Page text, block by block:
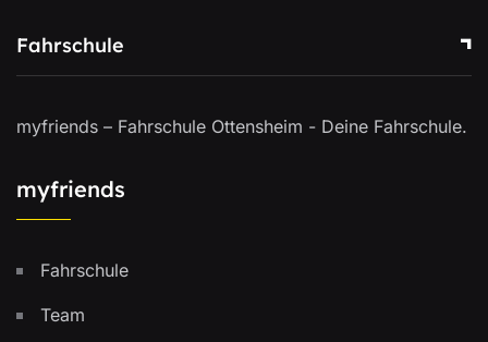
Fahrschule
myfriends – Fahrschule Ottensheim - Deine Fahrschule.
myfriends
Fahrschule
Team